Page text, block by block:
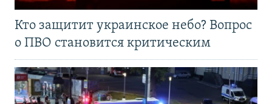
Кто защитит украинское небо? Вопрос
о ПВО становится критическим